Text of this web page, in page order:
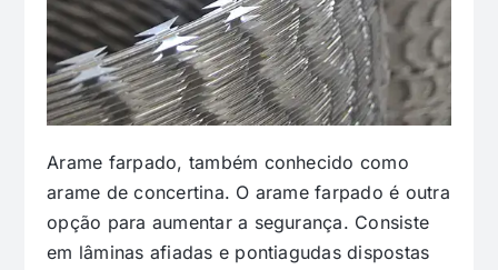
Arame farpado, também conhecido como
arame de concertina. O arame farpado é outra
opção para aumentar a segurança. Consiste
em lâminas afiadas e pontiagudas dispostas